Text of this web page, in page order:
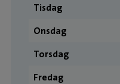
Tisdag
Onsdag
Torsdag
Fredag